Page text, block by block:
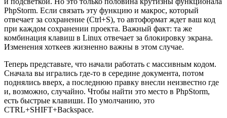
PhpStorm. Если связать эту функцию и макрос, который
отвечает за сохранение (Ctrl+S), то автоформат ждет ваш код
при каждом сохранении проекта. Важный факт: та же
комбинация клавиш в Linux отвечает за блокировку экрана.
Изменения хоткеев жизненно важны в этом случае.
Теперь представьте, что начали работать с массивным кодом.
Сначала вы игрались где-то в середине документа, потом
поднялись вверх, а последнюю правку внесли неизвестно где
и, возможно, случайно. Чтобы найти это место в PhpStorm,
есть быстрые клавиши. По умолчанию, это
CTRL+SHIFT+Backspace.